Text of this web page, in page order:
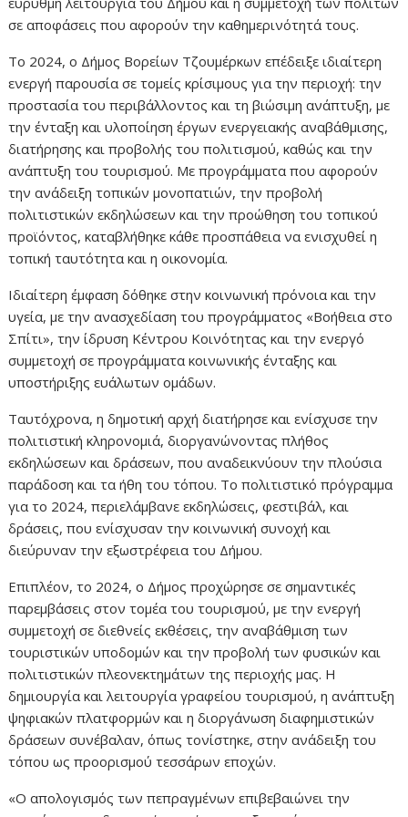
σε αποφάσεις που αφορούν την καθημερινότητά τους.
Το 2024, ο Δήμος Βορείων Τζουμέρκων επέδειξε ιδιαίτερη
ενεργή παρουσία σε τομείς κρίσιμους για την περιοχή: την
προστασία του περιβάλλοντος και τη βιώσιμη ανάπτυξη, με
την ένταξη και υλοποίηση έργων ενεργειακής αναβάθμισης,
διατήρησης και προβολής του πολιτισμού, καθώς και την
ανάπτυξη του τουρισμού. Με προγράμματα που αφορούν
την ανάδειξη τοπικών μονοπατιών, την προβολή
πολιτιστικών εκδηλώσεων και την προώθηση του τοπικού
προϊόντος, καταβλήθηκε κάθε προσπάθεια να ενισχυθεί η
τοπική ταυτότητα και η οικονομία.
Ιδιαίτερη έμφαση δόθηκε στην κοινωνική πρόνοια και την
υγεία, με την ανασχεδίαση του προγράμματος «Βοήθεια στο
Σπίτι», την ίδρυση Κέντρου Κοινότητας και την ενεργό
συμμετοχή σε προγράμματα κοινωνικής ένταξης και
υποστήριξης ευάλωτων ομάδων.
Ταυτόχρονα, η δημοτική αρχή διατήρησε και ενίσχυσε την
πολιτιστική κληρονομιά, διοργανώνοντας πλήθος
εκδηλώσεων και δράσεων, που αναδεικνύουν την πλούσια
παράδοση και τα ήθη του τόπου. Το πολιτιστικό πρόγραμμα
για το 2024, περιελάμβανε εκδηλώσεις, φεστιβάλ, και
δράσεις, που ενίσχυσαν την κοινωνική συνοχή και
διεύρυναν την εξωστρέφεια του Δήμου.
Επιπλέον, το 2024, ο Δήμος προχώρησε σε σημαντικές
παρεμβάσεις στον τομέα του τουρισμού, με την ενεργή
συμμετοχή σε διεθνείς εκθέσεις, την αναβάθμιση των
τουριστικών υποδομών και την προβολή των φυσικών και
πολιτιστικών πλεονεκτημάτων της περιοχής μας. Η
δημιουργία και λειτουργία γραφείου τουρισμού, η ανάπτυξη
ψηφιακών πλατφορμών και η διοργάνωση διαφημιστικών
δράσεων συνέβαλαν, όπως τονίστηκε, στην ανάδειξη του
τόπου ως προορισμού τεσσάρων εποχών.
«Ο απολογισμός των πεπραγμένων επιβεβαιώνει την